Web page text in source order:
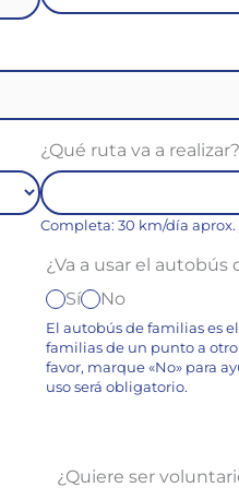
¿Qué ruta va a realizar?
Completa: 30 km/día
¿Va a usar el autobús
Sí
No
El autobús de familias es
familias de un punto a otro
favor, marque «No» para
uso será obligatorio.
¿Quiere ser